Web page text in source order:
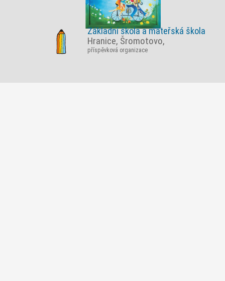
Základní škola a mateřská škola
Hranice, Šromotovo,
příspěvková organizace